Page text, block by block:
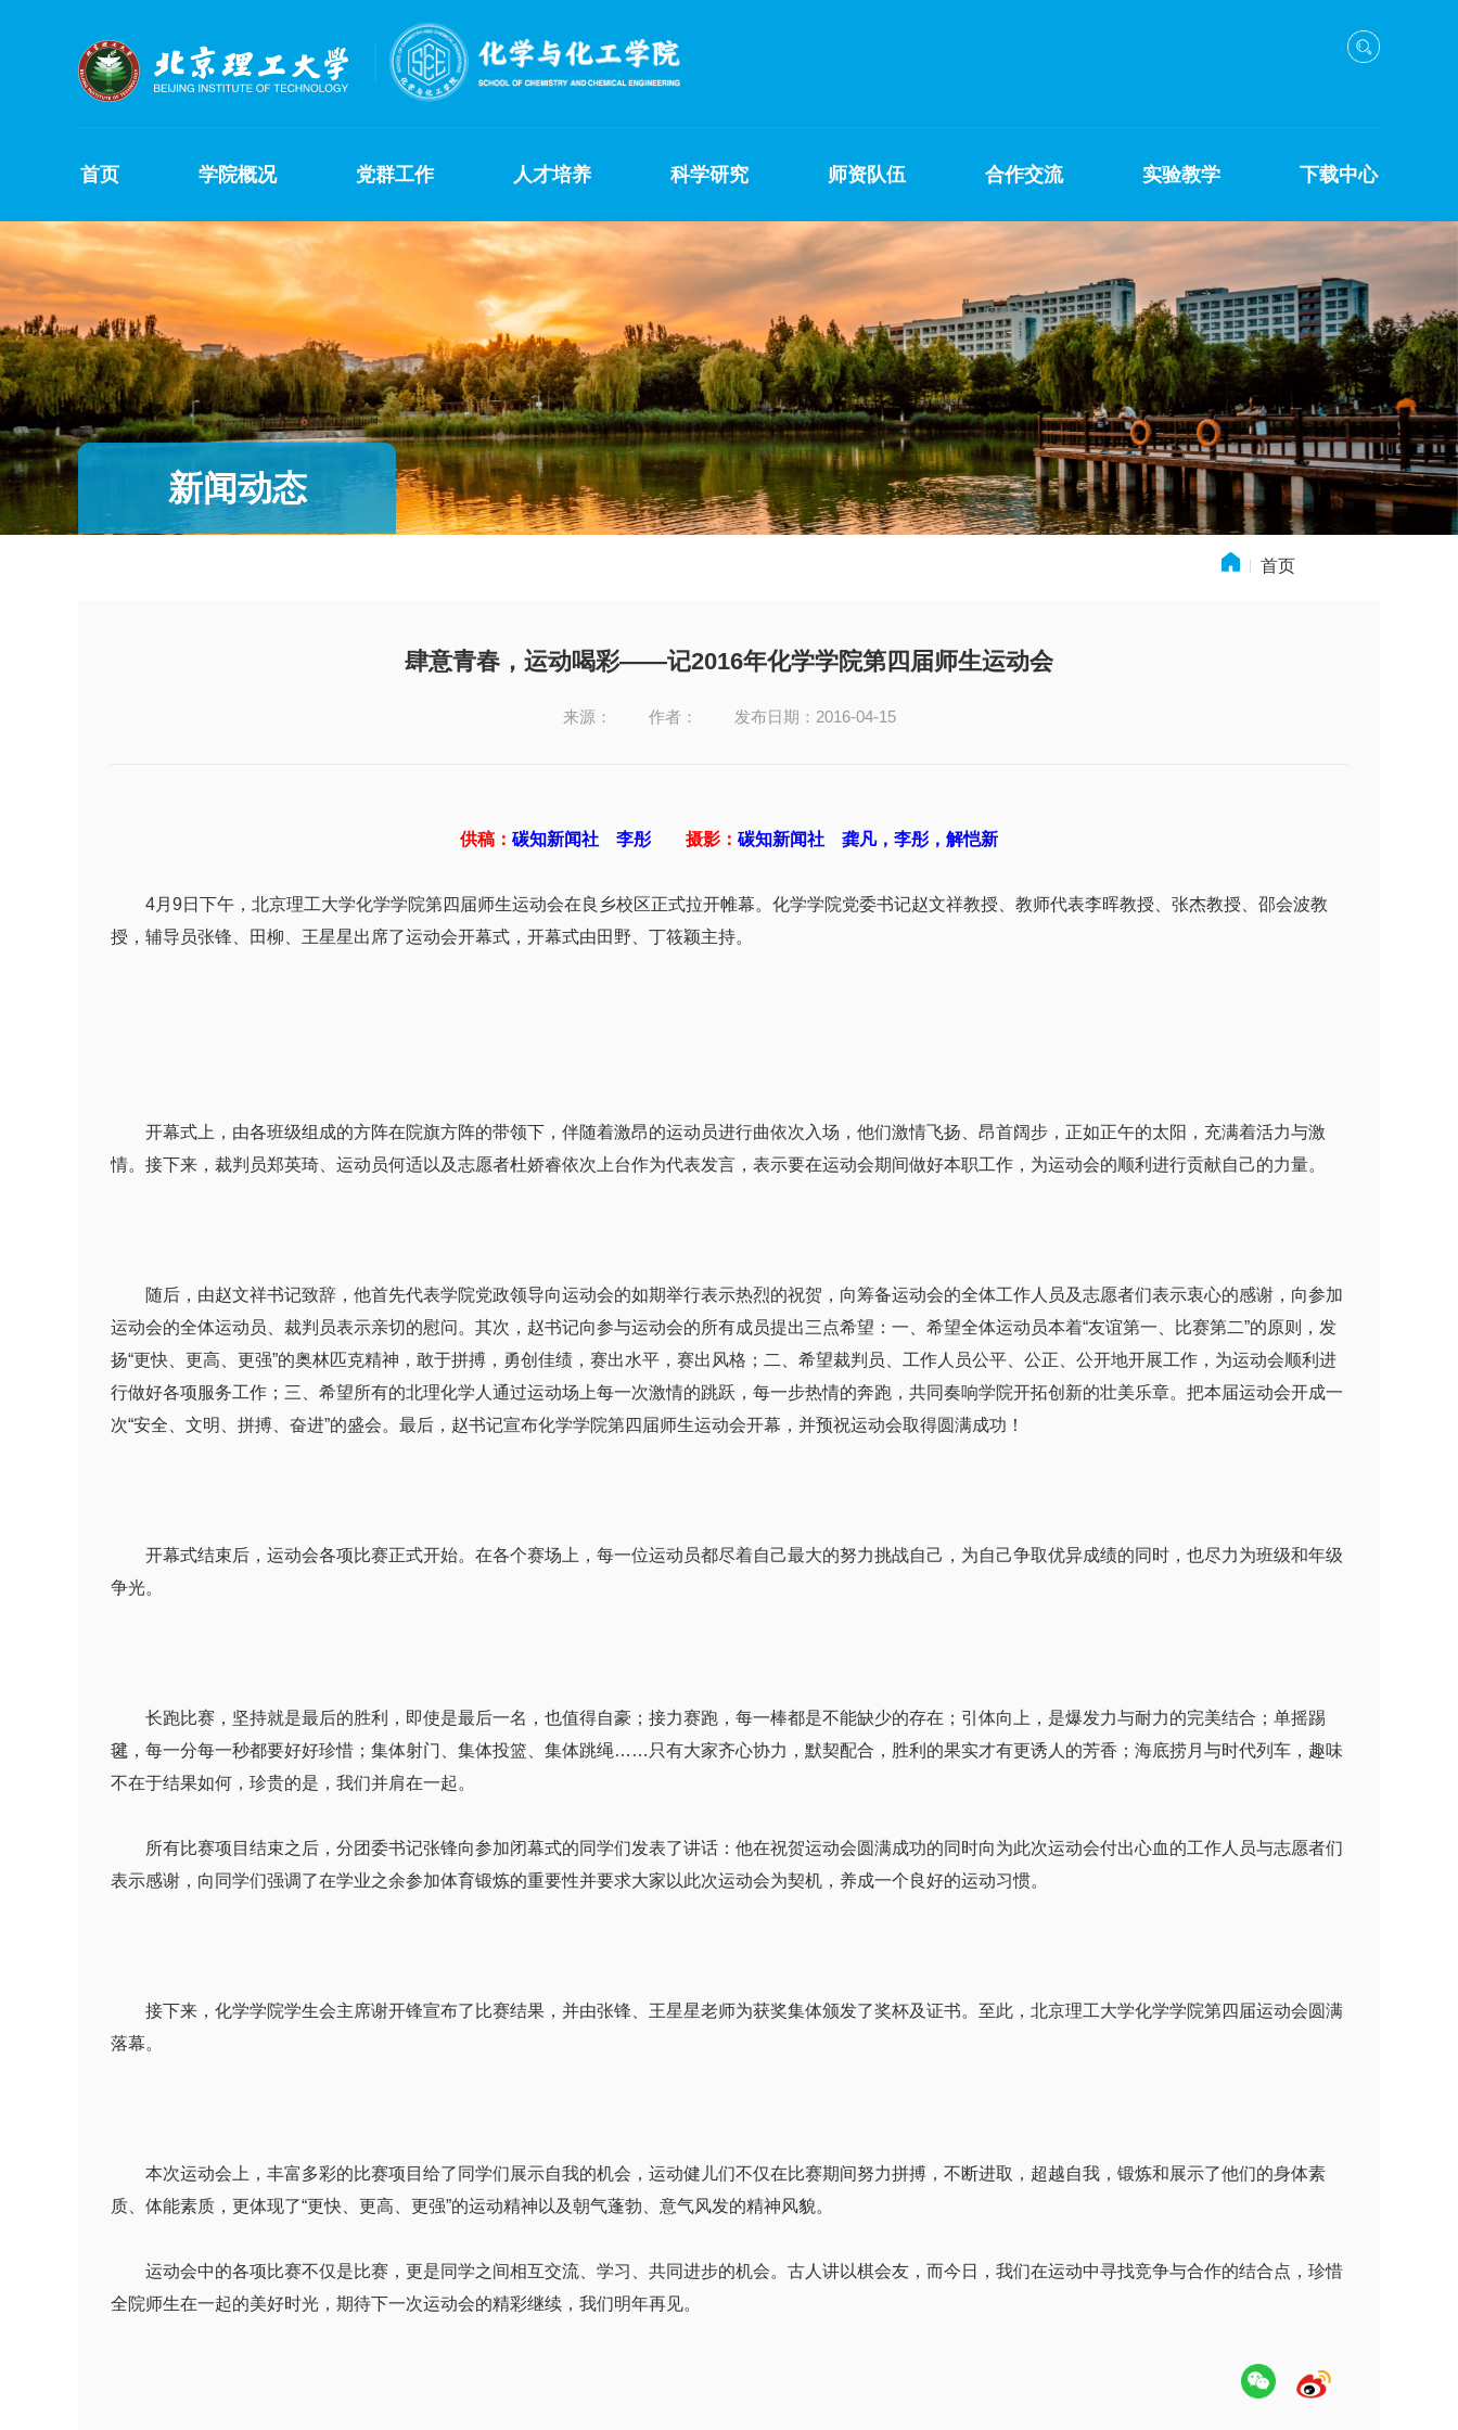
首页 学院概况 党群工作 人才培养 科学研究 师资队伍 合作交流 实验教学 下载中心
新闻动态
首页
肆意青春，运动喝彩——记2016年化学学院第四届师生运动会
来源： 作者： 发布日期：2016-04-15
供稿： 碳知新闻社 李彤 摄影： 碳知新闻社 龚凡，李彤，解恺新
4月9日下午，北京理工大学化学学院第四届师生运动会在良乡校区正式拉开帷幕。化学学院党委书记赵文祥教授、教师代表李晖教授、张杰教授、邵会波教
授，辅导员张锋、田柳、王星星出席了运动会开幕式，开幕式由田野、丁筱颖主持。
开幕式上，由各班级组成的方阵在院旗方阵的带领下，伴随着激昂的运动员进行曲依次入场，他们激情飞扬、昂首阔步，正如正午的太阳，充满着活力与激
情。接下来，裁判员郑英琦、运动员何适以及志愿者杜娇睿依次上台作为代表发言，表示要在运动会期间做好本职工作，为运动会的顺利进行贡献自己的力量。
随后，由赵文祥书记致辞，他首先代表学院党政领导向运动会的如期举行表示热烈的祝贺，向筹备运动会的全体工作人员及志愿者们表示衷心的感谢，向参加
运动会的全体运动员、裁判员表示亲切的慰问。其次，赵书记向参与运动会的所有成员提出三点希望：一、希望全体运动员本着“友谊第一、比赛第二”的原则，发
扬“更快、更高、更强”的奥林匹克精神，敢于拼搏，勇创佳绩，赛出水平，赛出风格；二、希望裁判员、工作人员公平、公正、公开地开展工作，为运动会顺利进
行做好各项服务工作；三、希望所有的北理化学人通过运动场上每一次激情的跳跃，每一步热情的奔跑，共同奏响学院开拓创新的壮美乐章。把本届运动会开成一
次“安全、文明、拼搏、奋进”的盛会。最后，赵书记宣布化学学院第四届师生运动会开幕，并预祝运动会取得圆满成功！
开幕式结束后，运动会各项比赛正式开始。在各个赛场上，每一位运动员都尽着自己最大的努力挑战自己，为自己争取优异成绩的同时，也尽力为班级和年级
争光。
长跑比赛，坚持就是最后的胜利，即使是最后一名，也值得自豪；接力赛跑，每一棒都是不能缺少的存在；引体向上，是爆发力与耐力的完美结合；单摇踢
毽，每一分每一秒都要好好珍惜；集体射门、集体投篮、集体跳绳……只有大家齐心协力，默契配合，胜利的果实才有更诱人的芳香；海底捞月与时代列车，趣味
不在于结果如何，珍贵的是，我们并肩在一起。
所有比赛项目结束之后，分团委书记张锋向参加闭幕式的同学们发表了讲话：他在祝贺运动会圆满成功的同时向为此次运动会付出心血的工作人员与志愿者们
表示感谢，向同学们强调了在学业之余参加体育锻炼的重要性并要求大家以此次运动会为契机，养成一个良好的运动习惯。
接下来，化学学院学生会主席谢开锋宣布了比赛结果，并由张锋、王星星老师为获奖集体颁发了奖杯及证书。至此，北京理工大学化学学院第四届运动会圆满
落幕。
本次运动会上，丰富多彩的比赛项目给了同学们展示自我的机会，运动健儿们不仅在比赛期间努力拼搏，不断进取，超越自我，锻炼和展示了他们的身体素
质、体能素质，更体现了“更快、更高、更强”的运动精神以及朝气蓬勃、意气风发的精神风貌。
运动会中的各项比赛不仅是比赛，更是同学之间相互交流、学习、共同进步的机会。古人讲以棋会友，而今日，我们在运动中寻找竞争与合作的结合点，珍惜
全院师生在一起的美好时光，期待下一次运动会的精彩继续，我们明年再见。